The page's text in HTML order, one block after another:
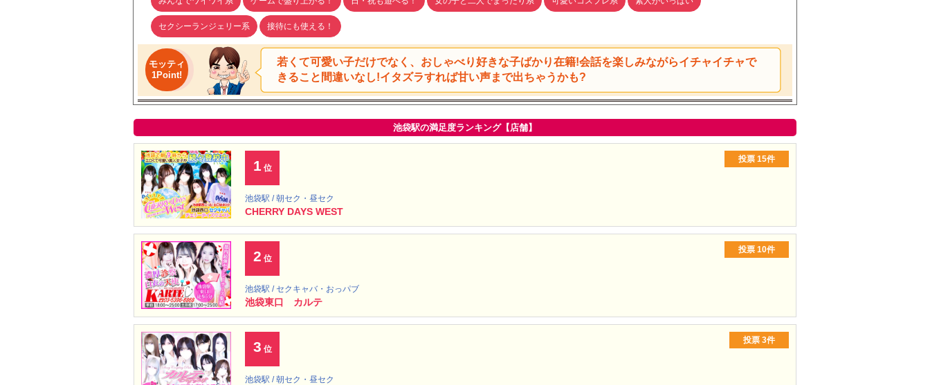
セクシーランジェリー系 接待にも使える！
モッティ
1Point!
若くて可愛い子だけでなく、おしゃべり好きな子ばかり在籍!会話を楽しみながらイチャイチャで
きること間違いなし!イタズラすれば甘い声まで出ちゃうかも?
池袋駅の満足度ランキング【店舗】
1 位
池袋駅 / 朝セク・昼セク
CHERRY DAYS WEST
投票 15件
2 位
池袋駅 / セクキャバ・おっパブ
池袋東口 カルテ
投票 10件
3 位
池袋駅 / 朝セク・昼セク
投票 3件